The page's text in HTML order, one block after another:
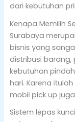
dari kebutuhan
Kenapa Memilih
Surabaya
bisnis yang
distribusi barang,
kebutuhan
hari. Karena
mobil pick up
Sistem lepas